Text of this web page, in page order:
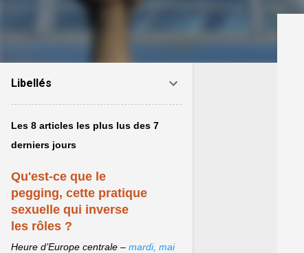
Libellés
Les 8 articles les plus lus des 7
derniers jours
Qu'est-ce que le
pegging, cette pratique
sexuelle qui inverse
les rôles ?
Heure d’Europe centrale – mardi, mai